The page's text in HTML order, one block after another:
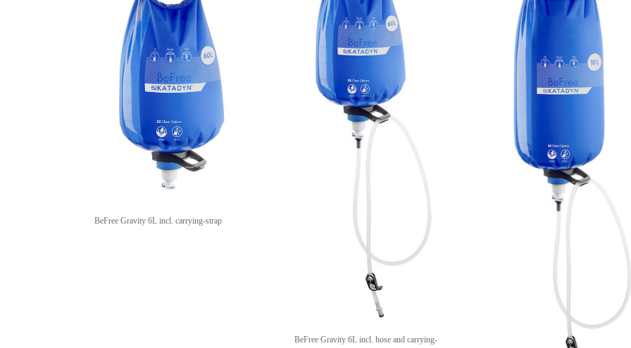
BeFree Gravity 6L incl. carrying-strap
BeFree Gravity 6L incl. hose and carrying-